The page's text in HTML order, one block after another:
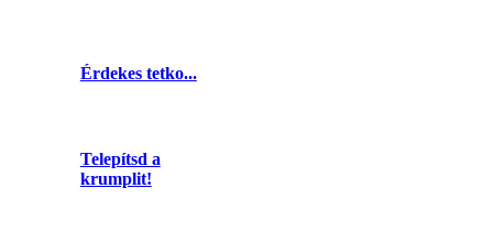
Érdekes tetko...
Telepítsd a
krumplit!